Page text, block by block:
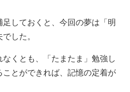
しておくと、今回の夢は「明
した。
くとも、「たまたま」勉強し
とができれば、記憶の定着が